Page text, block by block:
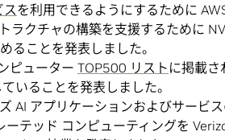
を利用できるようにするために
ラクチャの構築を支援するために
ることを発表しました。
ピューター TOP500 リスト に掲載
いることを発表しました。
AI アプリケーションおよびサービ
テッド コンピューティングを